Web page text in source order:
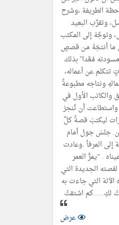
الطريفة ،وشرح
وتقرِّب البعيد
وتوجَّهَ إلى المكتب
ما أنتجَهُ من قصصٍ
مُعَّدا ً بذلك
عن أعماله،
ونتاجه مطبوعةً
الأول في
واستطاعت أن تُنجز
ليكتبَ قصةً كلَّ
جلسَ جول أمام
إلى المرفأ .وعادت
. “يمرُّ العمر
الجديدة التي
التي جاءت به
لكِ…..كم اشتقتُ
عرض